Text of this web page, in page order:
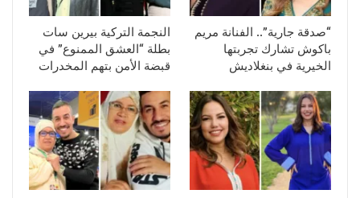
“صدقة جارية”.. الفنانة مريم
باكوش تشارك تجربتها
الخيرية في بنغلاديش
النجمة التركية بيرين سات
بطلة “العشق الممنوع” في
قبضة الأمن بتهم المخدرات